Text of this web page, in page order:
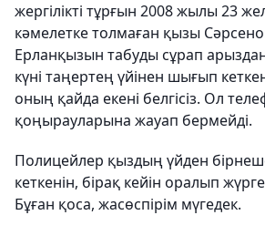
жергілікті тұрғын 2008 жылы 23
кәмелетке толмаған қызы
Ерланқызын табуды сұрап
күні таңертең үйінен шығып
оның қайда екені белгісіз. Ол
қоңырауларына жауап бермейді.
Полицейлер қыздың үйден
кеткенін, бірақ кейін оралып
Бұған қоса, жасөспірім мүгедек.